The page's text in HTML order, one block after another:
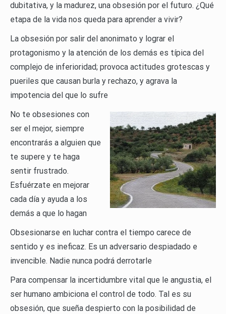
dubitativa, y la madurez, una obsesión por el futuro. ¿Qué
etapa de la vida nos queda para aprender a vivir?
La obsesión por salir del anonimato y lograr el
protagonismo y la atención de los demás es típica del
complejo de inferioridad; provoca actitudes grotescas y
pueriles que causan burla y rechazo, y agrava la
impotencia del que lo sufre
No te obsesiones con
ser el mejor, siempre
encontrarás a alguien que
te supere y te haga
sentir frustrado.
Esfuérzate en mejorar
cada día y ayuda a los
demás a que lo hagan
Obsesionarse en luchar contra el tiempo carece de
sentido y es ineficaz. Es un adversario despiadado e
invencible. Nadie nunca podrá derrotarle
Para compensar la incertidumbre vital que le angustia, el
ser humano ambiciona el control de todo. Tal es su
obsesión, que sueña despierto con la posibilidad de